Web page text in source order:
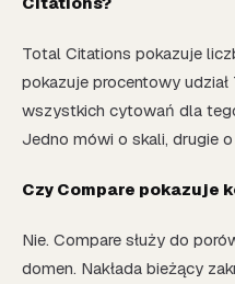
Total Citations pokazuje
pokazuje procentowy
wszystkich cytowań dla
Jedno mówi o skali, drugie
Czy Compare pokazuje
Nie. Compare służy do
domen. Nakłada bieżący